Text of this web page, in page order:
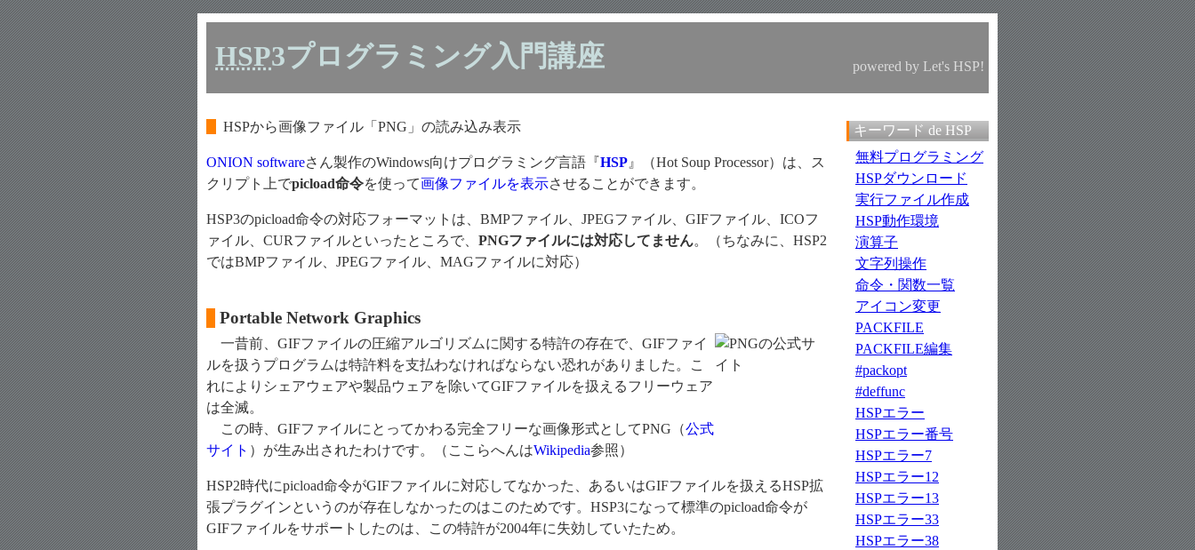
HSP3プログラミング入門講座 powered by Let's HSP!
HSPから画像ファイル「PNG」の読み込み表示
ONION softwareさん製作のWindows向けプログラミング言語『HSP 』（Hot Soup Processor）は、ス
クリプト上でpicload命令を使って画像ファイルを表示させることができます。
HSP3のpicload命令の対応フォーマットは、BMPファイル、JPEGファイル、GIFファイル、ICOフ
ァイル、CURファイルといったところで、 PNGファイルには対応してません。（ちなみに、HSP2
ではBMPファイル、JPEGファイル、MAGファイルに対応）
Portable Network Graphics
一昔前、GIFファイルの圧縮アルゴリズムに関する特許の存在で、GIFファイ
ルを扱うプログラムは特許料を支払わなければならない恐れがありました。こ
れによりシェアウェアや製品ウェアを除いてGIFファイルを扱えるフリーウェア
は全滅。
この時、GIFファイルにとってかわる完全フリーな画像形式としてPNG（公式
サイト ）が生み出されたわけです。（ここらへんはWikipedia参照）
HSP2時代にpicload命令がGIFファイルに対応してなかった、あるいはGIFファイルを扱えるHSP拡
張プラグインというのが存在しなかったのはこのためです。HSP3になって標準のpicload命令が
GIFファイルをサポートしたのは、この特許が2004年に失効していたため。
キーワード de HSP
無料プログラミング
HSPダウンロード
実行ファイル作成
HSP動作環境
演算子
文字列操作
命令・関数一覧
アイコン変更
PACKFILE
PACKFILE編集
#packopt
#deffunc
HSPエラー
HSPエラー番号
HSPエラー7
HSPエラー12
HSPエラー13
HSPエラー33
HSPエラー38